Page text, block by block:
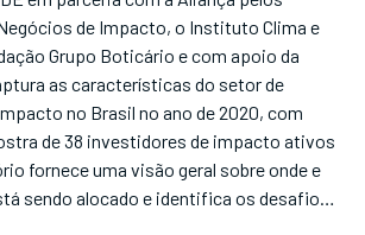
de Impacto, o Instituto Clima e
Grupo Boticário e com apoio da
as características do setor de
no Brasil no ano de 2020, com
de 38 investidores de impacto ativos
fornece uma visão geral sobre onde e
sendo alocado e identifica os desafios